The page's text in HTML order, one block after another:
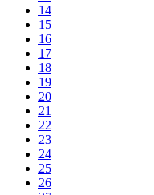
14
15
16
17
18
19
20
21
22
23
24
25
26